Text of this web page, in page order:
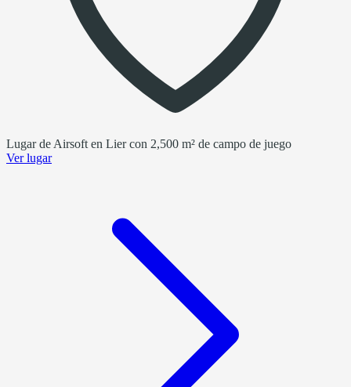
Lugar de Airsoft en Lier con 2,500 m² de campo de juego
Ver lugar